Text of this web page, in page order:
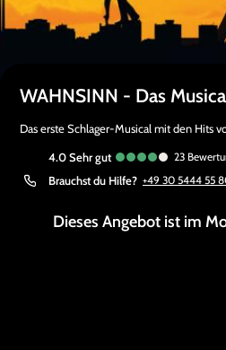
WAHNSINN - Das
Das erste Schlager-Musical mit den Hits
4.0
sehr gut 23
Brauchst du Hilfe? +49 30 5444 55
Dieses Angebot ist im